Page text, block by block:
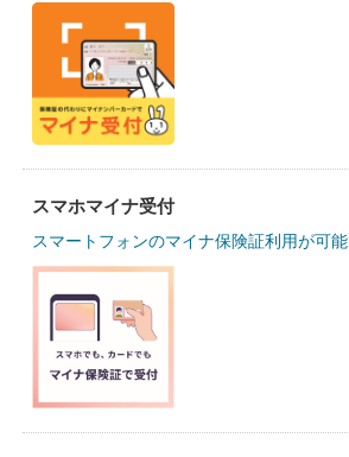
スマホマイナ受付
スマートフォンのマイナ保険証利用が可能